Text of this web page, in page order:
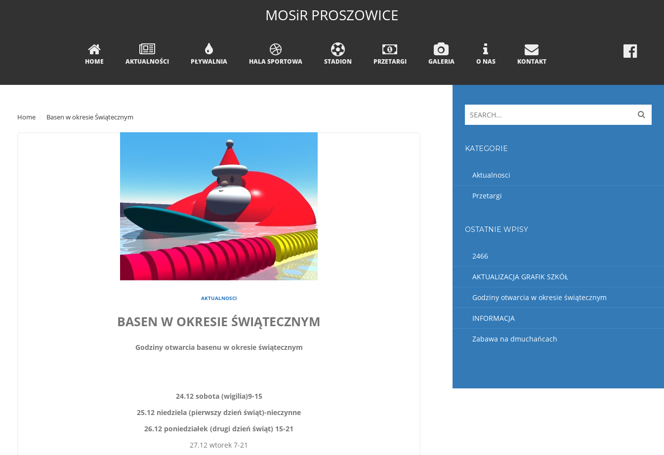
MOSiR PROSZOWICE
HOME AKTUALNOŚCI PŁYWALNIA HALA SPORTOWA STADION PRZETARGI GALERIA O NAS KONTAKT
Home Basen w okresie Świątecznym
AKTUALNOSCI
BASEN W OKRESIE ŚWIĄTECZNYM
Godziny otwarcia basenu w okresie świątecznym
24.12 sobota (wigilia)9-15
25.12 niedziela (pierwszy dzień świąt)-nieczynne
26.12 poniedziałek (drugi dzień świąt) 15-21
27.12 wtorek 7-21
KATEGORIE
Aktualnosci
Przetargi
OSTATNIE WPISY
2466
AKTUALIZACJA GRAFIK SZKÓŁ
Godziny otwarcia w okresie świątecznym
INFORMACJA
Zabawa na dmuchańcach